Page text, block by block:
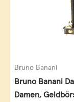
Bruno Banani
Bruno Banani
Damen,